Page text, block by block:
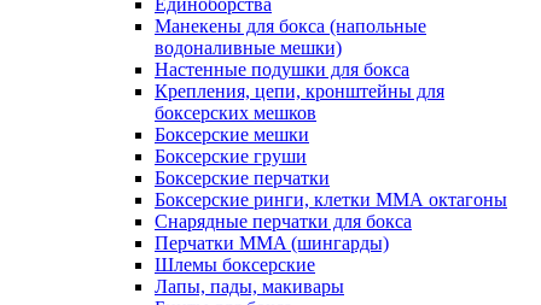
Единоборства
Манекены для бокса (напольные
водоналивные мешки)
Настенные подушки для бокса
Крепления, цепи, кронштейны для
боксерских мешков
Боксерские мешки
Боксерские груши
Боксерские перчатки
Боксерские ринги, клетки ММА октагоны
Снарядные перчатки для бокса
Перчатки MMA (шингарды)
Шлемы боксерские
Лапы, пады, макивары